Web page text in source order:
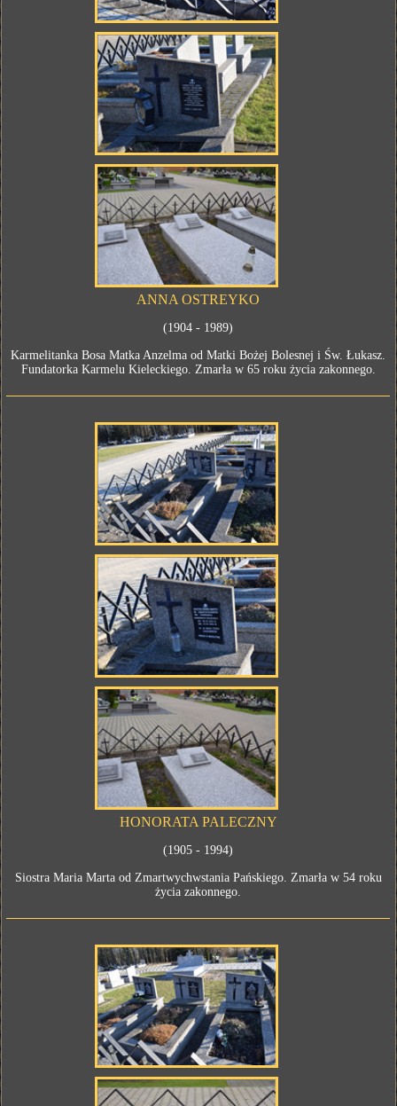
ANNA OSTREYKO
(1904 - 1989)
Karmelitanka Bosa Matka Anzelma od Matki Bożej Bolesnej i Św. Łukasz.
Fundatorka Karmelu Kieleckiego. Zmarła w 65 roku życia zakonnego.
HONORATA PALECZNY
(1905 - 1994)
Siostra Maria Marta od Zmartwychwstania Pańskiego. Zmarła w 54 roku
życia zakonnego.